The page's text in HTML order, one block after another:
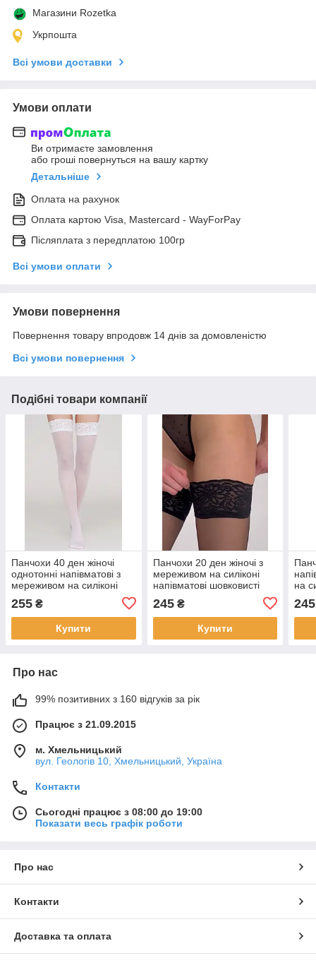
Магазини Rozetka
Укрпошта
Всі умови доставки
Умови оплати
Ви отримаєте замовлення
або гроші повернуться на вашу картку
Детальніше
Оплата на рахунок
Оплата картою Visa, Mastercard - WayForPay
Післяплата з передплатою 100гр
Всі умови оплати
Умови повернення
Повернення товару впродовж 14 днів за домовленістю
Всі умови повернення
Подібні товари компанії
Панчохи 40 ден жіночі
однотонні напівматові з
мереживом на силіконі
Giulia Emotion 40 білі 1/2
3/4 - р. 1/2
255 ₴
Купити
Панчохи 20 ден жіночі з
мереживом на силіконі
напівматові шовковисті
бежеві розмір 5/6
245₴
Купити
на
245
Про нас
99% позитивних з 160 відгуків за рік
Працює з 21.09.2015
м. Хмельницький
вул. Геологів 10, Хмельницький, Україна
Контакти
Сьогодні працює з 08:00 до 19:00
Показати весь графік роботи
Про нас
Контакти
Доставка та оплата